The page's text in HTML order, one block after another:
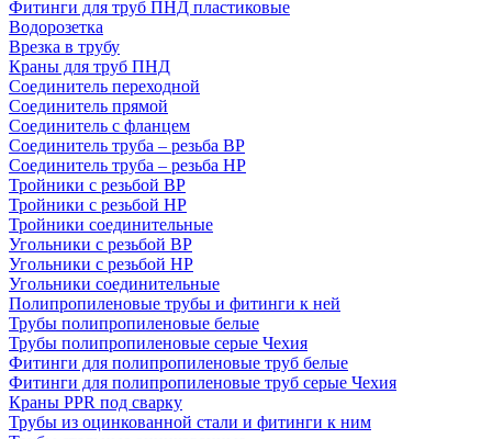
Фитинги для труб ПНД пластиковые
Водорозетка
Врезка в трубу
Краны для труб ПНД
Соединитель переходной
Соединитель прямой
Соединитель с фланцем
Соединитель труба – резьба ВР
Соединитель труба – резьба НР
Тройники с резьбой ВР
Тройники с резьбой НР
Тройники соединительные
Угольники с резьбой ВР
Угольники с резьбой НР
Угольники соединительные
Полипропиленовые трубы и фитинги к ней
Трубы полипропиленовые белые
Трубы полипропиленовые серые Чехия
Фитинги для полипропиленовые труб белые
Фитинги для полипропиленовые труб серые Чехия
Краны PPR под сварку
Трубы из оцинкованной стали и фитинги к ним